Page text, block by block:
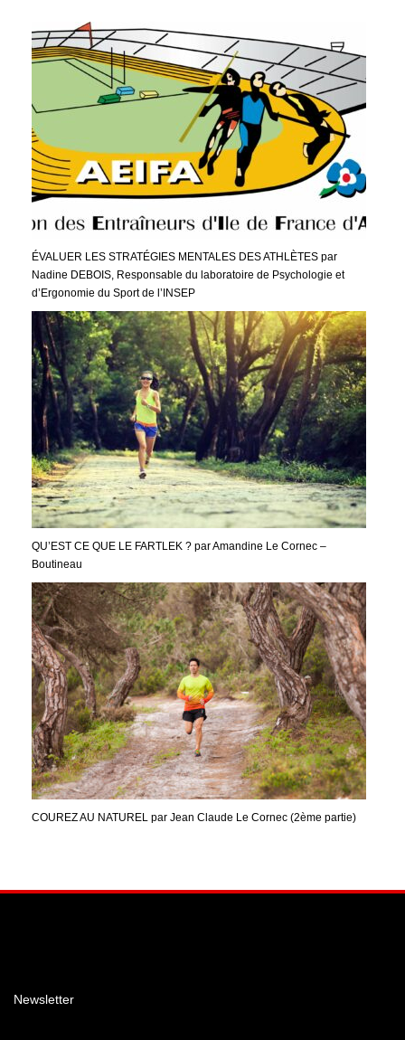
ÉVALUER LES STRATÉGIES MENTALES DES ATHLÈTES par
Nadine DEBOIS, Responsable du laboratoire de Psychologie et
d’Ergonomie du Sport de l’INSEP
QU’EST CE QUE LE FARTLEK ? par Amandine Le Cornec –
Boutineau
COUREZ AU NATUREL par Jean Claude Le Cornec (2ème partie)
Newsletter